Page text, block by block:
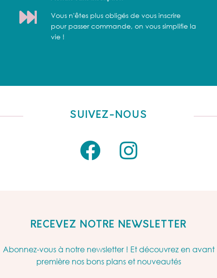
Vous n'êtes plus obligés de vous inscrire
pour passer commande, on vous simplifie la
vie !
SUIVEZ-NOUS
RECEVEZ NOTRE NEWSLETTER
Abonnez-vous à notre newsletter ! Et découvrez en avant
première nos bons plans et nouveautés